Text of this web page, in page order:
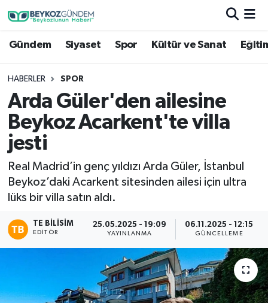
Gündem Siyaset Spor Kültür ve Sanat
HABERLER SPOR
Arda Güler'den ailesine
Beykoz Acarkent'te villa
jesti
Real Madrid’in genç yıldızı Arda Güler, İstanbul
Beykoz’daki Acarkent sitesinden ailesi için ultra
lüks bir villa satın aldı.
TE BILISIM
EDITÖR
25.05.2025 - 19:09
YAYINLANMA
06.11.2025 - 12:15
GÜNCELLEME
Hava Durumu
Trafik Durumu
Süper Lig Puan Durumu ve Fikstür
Tüm Manşetler
Son Dakika Haberleri
Haber Arşivi